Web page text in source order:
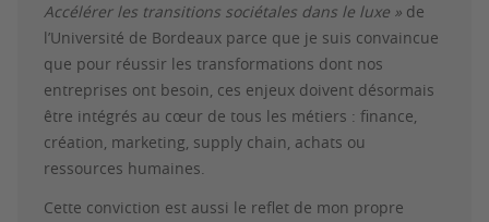
Accélérer les transitions sociétales dans le luxe » de
l’Université de Bordeaux parce que je suis convaincue
que pour réussir les transformations dont nos
entreprises ont besoin, ces enjeux doivent désormais
être intégrés au cœur de tous les métiers : finance,
création, marketing, supply chain, achats ou
ressources humaines.
Cette conviction est aussi le reflet de mon propre